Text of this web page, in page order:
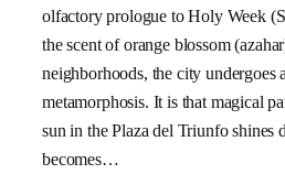
olfactory prologue to Holy Week
the scent of orange blossom
neighborhoods, the city undergoes
metamorphosis. It is that magical
sun in the Plaza del Triunfo shines
becomes…